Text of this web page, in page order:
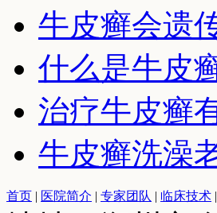
牛皮癣会遗
什么是牛皮
治疗牛皮癣
牛皮癣洗澡
首页 | 医院简介 | 专家团队 | 临床技术 |